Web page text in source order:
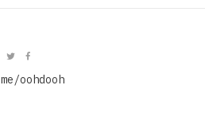
oohdooh